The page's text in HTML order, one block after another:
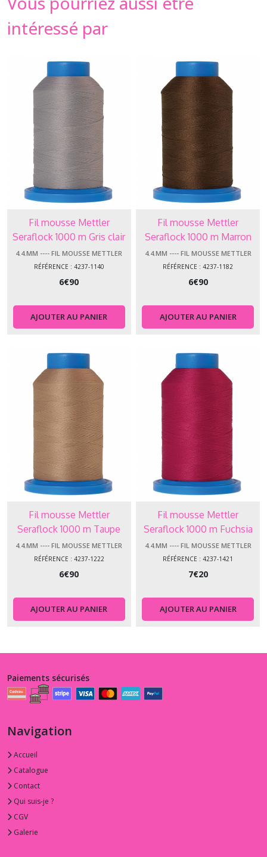
intéressé par
Fil mousse Mettler
Seraflock 1000 m Gris clair
4.4.MM ---- FIL MOUSSE METTLER
SERAFLOCK
RÉFÉRENCE : 4237-1140
6€90
AJOUTER AU PANIER
Fil mousse Mettler
Seraflock 1000 m Marron
foncé
4.4.MM ---- FIL MOUSSE METTLER
SERAFLOCK
RÉFÉRENCE : 4237-1182
6€90
AJOUTER AU PANIER
Fil mousse Mettler
Seraflock 1000 m Taupe
4.4.MM ---- FIL MOUSSE METTLER
SERAFLOCK
RÉFÉRENCE : 4237-1222
6€90
AJOUTER AU PANIER
Fil mousse Mettler
Seraflock 1000 m Fuchsia
4.4.MM ---- FIL MOUSSE METTLER
SERAFLOCK
RÉFÉRENCE : 4237-1421
7€20
AJOUTER AU PANIER
Paiements sécurisés
Navigation
Accueil
Catalogue
Contact
Qui suis-je ?
CGV
Galerie